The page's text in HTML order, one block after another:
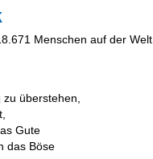
Menschen auf der Welt.
zu überstehen,
Gute
das Böse